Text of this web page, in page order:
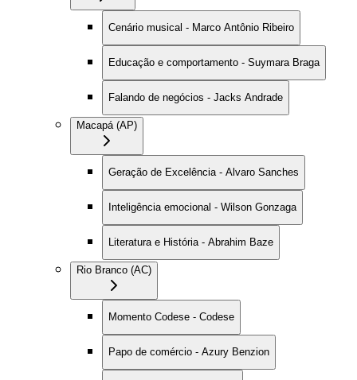
Cenário musical - Marco Antônio Ribeiro
Educação e comportamento - Suymara Braga
Falando de negócios - Jacks Andrade
Macapá (AP)
Geração de Excelência - Alvaro Sanches
Inteligência emocional - Wilson Gonzaga
Literatura e História - Abrahim Baze
Rio Branco (AC)
Momento Codese - Codese
Papo de comércio - Azury Benzion